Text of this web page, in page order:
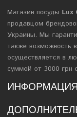
Магазин посуды Lux
продавцом
Украины. Мы
также возможность
осуществляется в
суммой от 3000 грн
ИНФОРМАЦИЯ